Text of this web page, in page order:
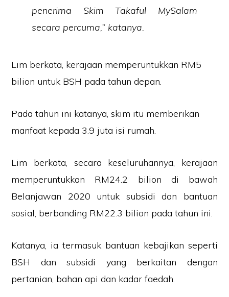
penerima Skim Takaful MySalam
secara percuma,” katanya.
Lim berkata, kerajaan memperuntukkan RM5
bilion untuk BSH pada tahun depan.
Pada tahun ini katanya, skim itu memberikan
manfaat kepada 3.9 juta isi rumah.
Lim berkata, secara keseluruhannya, kerajaan
memperuntukkan RM24.2 bilion di bawah
Belanjawan 2020 untuk subsidi dan bantuan
sosial, berbanding RM22.3 bilion pada tahun ini.
Katanya, ia termasuk bantuan kebajikan seperti
BSH dan subsidi yang berkaitan dengan
pertanian, bahan api dan kadar faedah.